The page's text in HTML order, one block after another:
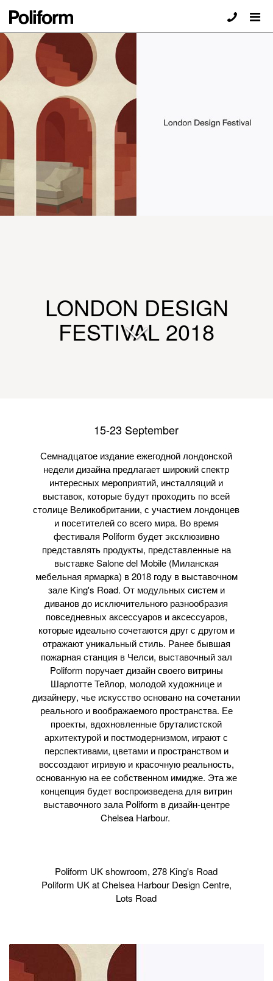
LONDON DESIGN
FESTIVAL 2018
15-23 September
Семнадцатое издание ежегодной лондонской
недели дизайна предлагает широкий спектр
интересных мероприятий, инсталляций и
выставок, которые будут проходить по всей
столице Великобритании, с участием лондонцев
и посетителей со всего мира. Во время
фестиваля Poliform будет эксклюзивно
представлять продукты, представленные на
выставке Salone del Mobile (Миланская
мебельная ярмарка) в 2018 году в выставочном
зале King's Road. От модульных систем и
диванов до исключительного разнообразия
повседневных аксессуаров и аксессуаров,
которые идеально сочетаются друг с другом и
отражают уникальный стиль. Ранее бывшая
пожарная станция в Челси, выставочный зал
Poliform поручает дизайн своего витрины
Шарлотте Тейлор, молодой художнице и
дизайнеру, чье искусство основано на сочетании
реального и воображаемого пространства. Ее
проекты, вдохновленные бруталистской
архитектурой и постмодернизмом, играют с
перспективами, цветами и пространством и
воссоздают игривую и красочную реальность,
основанную на ее собственном имидже. Эта же
концепция будет воспроизведена для витрин
выставочного зала Poliform в дизайн-центре
Chelsea Harbour.
Poliform UK showroom, 278 King's Road
Poliform UK at Chelsea Harbour Design Centre,
Lots Road